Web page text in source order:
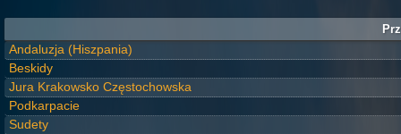
Andaluzja (Hiszpania)
Beskidy
Jura Krakowsko Częstochowska
Podkarpacie
Sudety